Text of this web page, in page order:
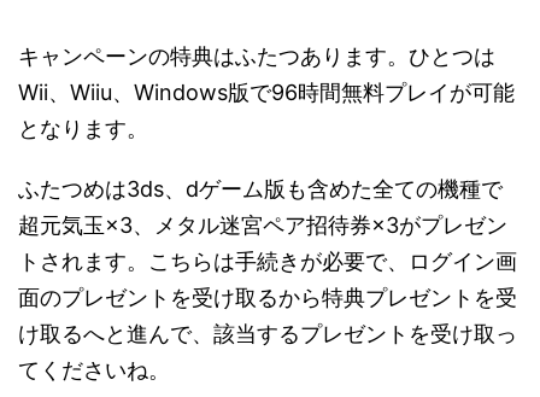
キャンペーンの特典はふたつあります。ひとつは
Wii、Wiiu、Windows版で96時間無料プレイが可能
となります。
ふたつめは3ds、dゲーム版も含めた全ての機種で
超元気玉×3、メタル迷宮ペア招待券×3がプレゼン
トされます。こちらは手続きが必要で、ログイン画
面のプレゼントを受け取るから特典プレゼントを受
け取るへと進んで、該当するプレゼントを受け取っ
てくださいね。